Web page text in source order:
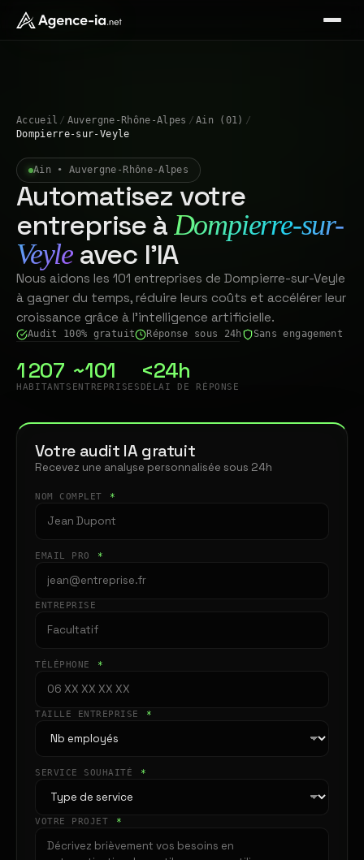
Accueil / Auvergne-Rhône-Alpes / Ain (01) /
Dompierre-sur-Veyle
Ain • Auvergne-Rhône-Alpes
Automatisez votre
entreprise à Dompierre-sur-
Veyle avec l'IA
Nous aidons les 101 entreprises de Dompierre-sur-Veyle
à gagner du temps, réduire leurs coûts et accélérer leur
croissance grâce à l'intelligence artificielle.
Audit 100% gratuit Réponse sous 24h Sans engagement
1 207
HABITANTS
~101
ENTREPRISES
<24h
DÉLAI DE RÉPONSE
Votre audit IA gratuit
Recevez une analyse personnalisée sous 24h
NOM COMPLET *
EMAIL PRO *
ENTREPRISE
TÉLÉPHONE *
TAILLE ENTREPRISE *
SERVICE SOUHAITÉ *
VOTRE PROJET *